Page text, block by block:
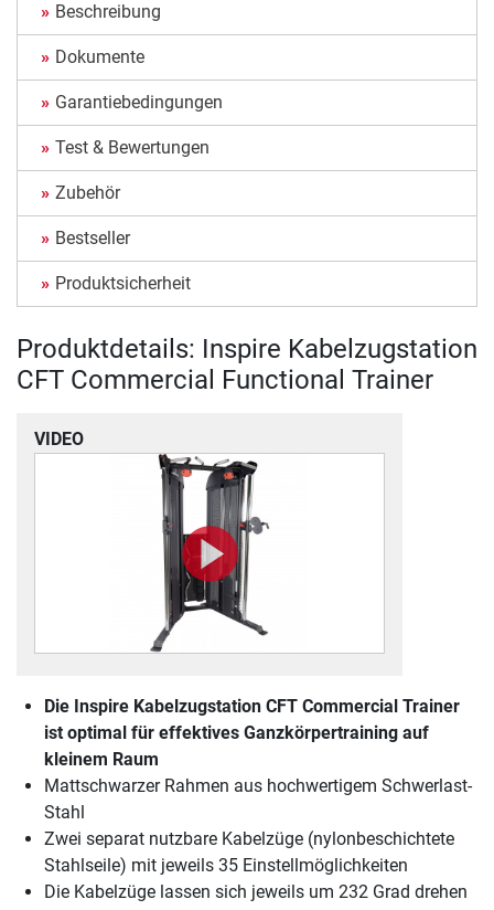
Beschreibung
Dokumente
Garantiebedingungen
Test & Bewertungen
Zubehör
Bestseller
Produktsicherheit
Produktdetails: Inspire Kabelzugstation
CFT Commercial Functional Trainer
VIDEO
Die Inspire Kabelzugstation CFT Commercial Trainer
ist optimal für effektives Ganzkörpertraining auf
kleinem Raum
Mattschwarzer Rahmen aus hochwertigem Schwerlast-
Stahl
Zwei separat nutzbare Kabelzüge (nylonbeschichtete
Stahlseile) mit jeweils 35 Einstellmöglichkeiten
Die Kabelzüge lassen sich jeweils um 232 Grad drehen